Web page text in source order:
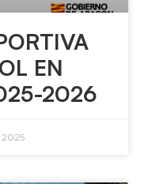
EN
2026